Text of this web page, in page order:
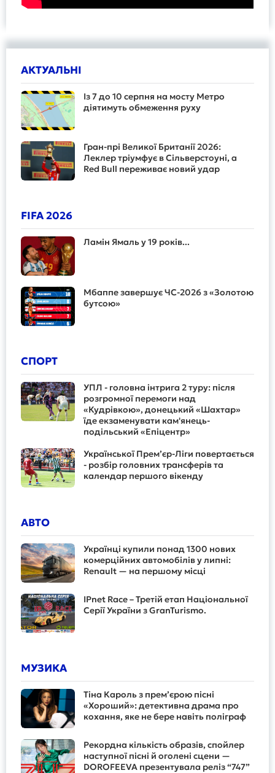
АКТУАЛЬНІ
Із 7 до 10 серпня на мосту Метро
діятимуть обмеження руху
Гран-прі Великої Британії 2026:
Леклер тріумфує в Сільверстоуні, а
Red Bull переживає новий удар
FIFA 2026
Ламін Ямаль у 19 років...
Мбаппе завершує ЧС-2026 з «Золотою
бутсою»
СПОРТ
УПЛ - головна інтрига 2 туру: після
розгромної перемоги над
«Кудрівкою», донецький «Шахтар»
їде екзаменувати кам'янець-
подільський «Епіцентр»
Української Прем’єр-Ліги повертається
- розбір головних трансферів та
календар першого вікенду
АВТО
Українці купили понад 1300 нових
комерційних автомобілів у липні:
Renault — на першому місці
IPnet Race – Третій етап Національної
Серії України з GranTurismo.
МУЗИКА
Тіна Кароль з прем’єрою пісні
«Хороший»: детективна драма про
кохання, яке не бере навіть поліграф
Рекордна кількість образів, спойлер
наступної пісні й оголені сцени —
DOROFEEVA презентувала реліз “747”